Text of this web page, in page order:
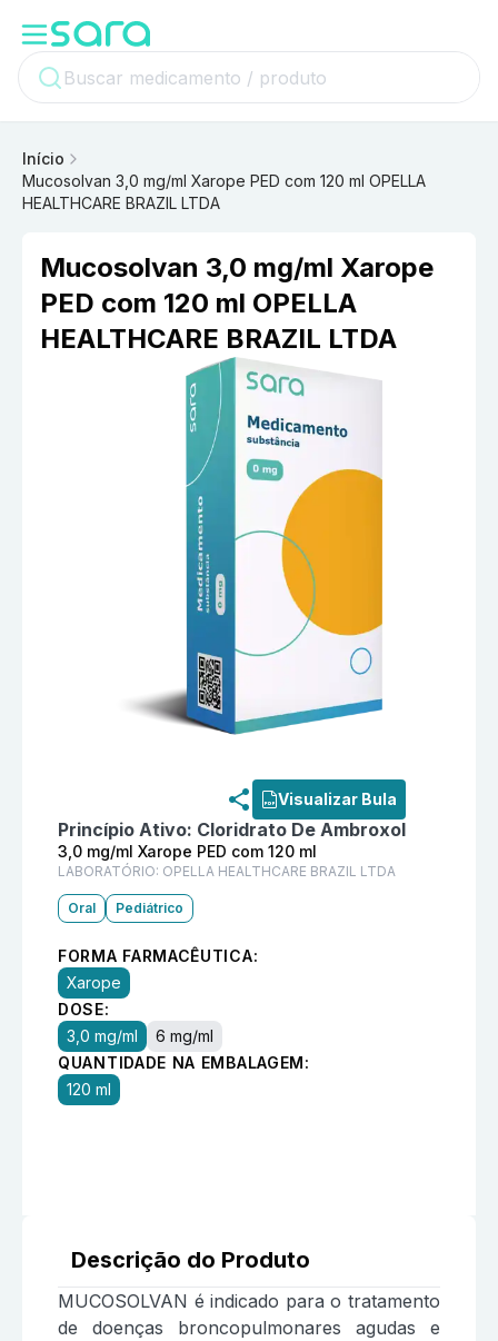
Início
Mucosolvan 3,0 mg/ml Xarope PED com 120 ml OPELLA
HEALTHCARE BRAZIL LTDA
Mucosolvan 3,0 mg/ml Xarope
PED com 120 ml OPELLA
HEALTHCARE BRAZIL LTDA
Informações detalhadas do produtoMucosolvan 3,0
Visualizar Bula
Princípio Ativo: Cloridrato De Ambroxol
3,0 mg/ml Xarope PED com 120 ml
LABORATÓRIO: OPELLA HEALTHCARE BRAZIL LTDA
Oral Pediátrico
FORMA FARMACÊUTICA:
Xarope
DOSE:
3,0 mg/ml
6 mg/ml
QUANTIDADE NA EMBALAGEM:
120 ml
Descrição do Produto
MUCOSOLVAN é indicado para o tratamento
de doenças broncopulmonares agudas e